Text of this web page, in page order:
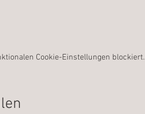
Cookie-Einstellungen blockiert.